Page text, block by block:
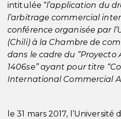
intitulée “l’application du
l’arbitrage commercial
conférence organisée par
(Chili) à la Chambre de
dans le cadre du “Proyecto
1406se” ayant pour titre
International Commercial
le 31 mars 2017,